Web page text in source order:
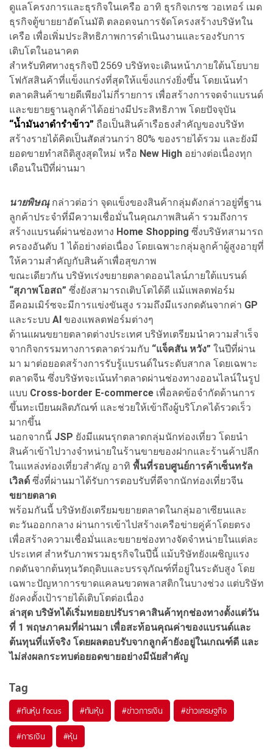
ดูแลโครงการและธุรกิจในเครือ อาทิ ธุรกิจเกรซ วอเทอร์ เมด
ธุรกิจตู้ขายยาอัตโนมัติ ตลอดจนการจัดโครงสร้างบริษัทใน
เครือ เพื่อเพิ่มประสิทธิภาพการดำเนินงานและรองรับการ
เติบโตในอนาคต
สำหรับทิศทางธุรกิจปี 2569 บริษัทจะเดินหน้าภายใต้นโยบาย
โฟกัสสินค้าที่แข็งแกร่งที่สุดให้แข็งแกร่งยิ่งขึ้น โดยเน้นทำ
ตลาดสินค้าขายดีเพียงไม่กี่รายการ เพื่อสร้างการจดจำแบรนด์
และขยายฐานลูกค้าได้อย่างมีประสิทธิภาพ โดยปัจจุบัน
“น้ำมันงาดำรำข้าว” ถือเป็นสินค้าเรือธงสำคัญของบริษัท
สร้างรายได้คิดเป็นสัดส่วนกว่า 80% ของรายได้รวม และยังมี
ยอดขายทำสถิติสูงสุดใหม่ หรือ New High อย่างต่อเนื่องทุก
เดือนในปีที่ผ่านมา
นายพิษณุกล่าวต่อว่า จุดแข็งของสินค้ากลุ่มดังกล่าวอยู่ที่ฐาน
ลูกค้าประจำที่มีความเชื่อมั่นในคุณภาพสินค้า รวมถึงการ
สร้างแบรนด์ผ่านช่องทาง Home Shopping ซึ่งบริษัทสามารถ
ครองอันดับ 1 ได้อย่างต่อเนื่อง โดยเฉพาะกลุ่มลูกค้าผู้สูงอายุที่
ให้ความสำคัญกับสินค้าเพื่อสุขภาพ
ขณะเดียวกัน บริษัทเร่งขยายตลาดออนไลน์ภายใต้แบรนด์
“สุภาพโอสถ” ซึ่งยังสามารถเติบโตได้ดี แม้แพลตฟอร์ม
อีคอมเมิร์ซจะมีการแข่งขันสูง รวมถึงมีแรงกดดันจากค่า GP
และระบบ AI ของแพลตฟอร์มต่างๆ
ด้านแผนขยายตลาดต่างประเทศ บริษัทเตรียมนำความสำเร็จ
จากกิจกรรมทางการตลาดร่วมกับ “แจ็คสัน หวัง” ในปีที่ผ่าน
มา มาต่อยอดสร้างการรับรู้แบรนด์ในระดับสากล โดยเฉพาะ
ตลาดจีน ซึ่งบริษัทจะเน้นทำตลาดผ่านช่องทางออนไลน์ในรูป
แบบ Cross-border E-commerce เพื่อลดข้อจำกัดด้านการ
ขึ้นทะเบียนผลิตภัณฑ์ และช่วยให้เข้าถึงผู้บริโภคได้รวดเร็ว
มากขึ้น
นอกจากนี้ JSP ยังมีแผนรุกตลาดกลุ่มนักท่องเที่ยว โดยนำ
สินค้าเข้าไปวางจำหน่ายในร้านขายของฝากและร้านค้าปลีก
ในแหล่งท่องเที่ยวสำคัญ อาทิ พื้นที่รอบศูนย์การค้าเซ็นทรัล
เวิลด์ ซึ่งที่ผ่านมาได้รับการตอบรับที่ดีจากนักท่องเที่ยวจีน
ขยายตลาด
พร้อมกันนี้ บริษัทยังเตรียมขยายตลาดในกลุ่มอาเซียนและ
ตะวันออกกลาง ผ่านการเข้าไปสร้างเครือข่ายคู่ค้าโดยตรง
เพื่อสร้างความเชื่อมั่นและขยายช่องทางจัดจำหน่ายในแต่ละ
ประเทศ สำหรับภาพรวมธุรกิจในปีนี้ แม้บริษัทยังเผชิญแรง
กดดันจากต้นทุนวัตถุดิบและบรรจุภัณฑ์ที่อยู่ในระดับสูง โดย
เฉพาะปัญหาการขาดแคลนขวดพลาสติกในบางช่วง แต่บริษัท
ยังคงตั้งเป้ารายได้เติบโตต่อเนื่อง
ล่าสุด บริษัทได้เริ่มทยอยปรับราคาสินค้าทุกช่องทางตั้งแต่วัน
ที่ 1 พฤษภาคมที่ผ่านมา เพื่อสะท้อนคุณค่าของแบรนด์และ
ต้นทุนที่แท้จริง โดยผลตอบรับจากลูกค้ายังอยู่ในเกณฑ์ดี และ
ไม่ส่งผลกระทบต่อยอดขายอย่างมีนัยสำคัญ
Tag
#ทันหุ้น focus #ทันหุ้น #ข่าวการเงิน #ข่าวเศรษฐกิจ
#การเงิน #หุ้น